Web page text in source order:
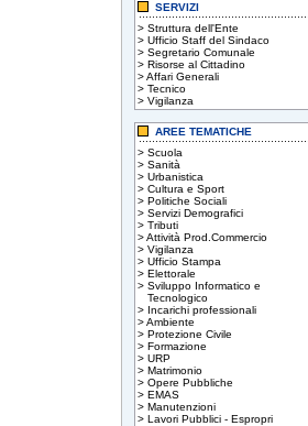
SERVIZI
> Struttura dell'Ente
> Ufficio Staff del Sindaco
> Segretario Comunale
> Risorse al Cittadino
>Affari Generali
> Tecnico
> Vigilanza
AREE TEMATICHE
> Scuola
> Sanità
> Urbanistica
> Cultura e Sport
> Politiche Sociali
> Servizi Demografici
> Tributi
>Attività Prod.Commercio
> Vigilanza
> Ufficio Stampa
> Elettorale
> Sviluppo Informatico e
Tecnologico
> Incarichi professionali
>Ambiente
> Protezione Civile
> Formazione
> URP
> Matrimonio
> Opere Pubbliche
> EMAS
> Manutenzioni
> Lavori Pubblici - Espropri